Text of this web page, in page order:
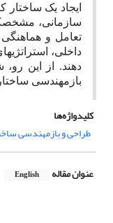
ایجاد یک ساختار
سازمانی،
تعامل و
داخلی،
دهند. از این
بازمهندسی
کلیدواژه‌ها
طراحی و بازمهندسی
عنوان مقاله English